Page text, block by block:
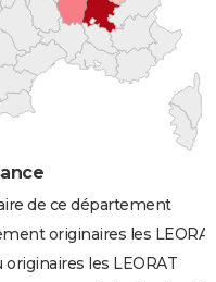
de ce département
originaires les
les LEORAT